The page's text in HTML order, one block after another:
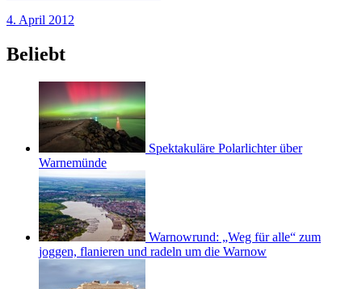
4. April 2012
Beliebt
Spektakuläre Polarlichter über
Warnemünde
Warnowrund: „Weg für alle“ zum
joggen, flanieren und radeln um die Warnow